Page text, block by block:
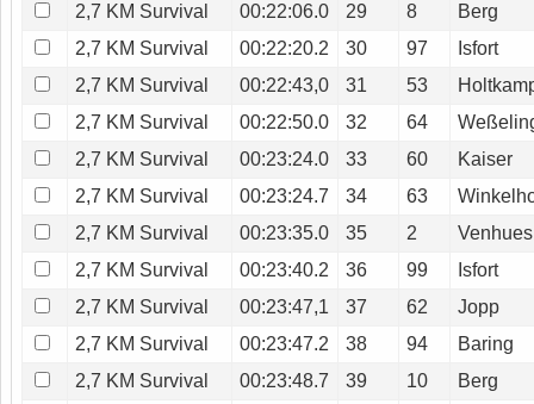
2,7 KM Survival
00:22:06.0 29 8
Berg
2,7 KM Survival
00:22:20.2 30 97
Isfort
2,7 KM Survival
00:22:43,0 31 53
2,7 KM Survival
00:22:50.0 32 64
2,7 KM Survival
00:23:24.0 33 60
Kaiser
2,7 KM Survival
00:23:24.7 34 63
2,7 KM Survival
00:23:35.0 35 2
Venhues
2,7 KM Survival
00:23:40.2 36 99
Isfort
2,7 KM Survival
00:23:47,1 37 62
Jopp
2,7 KM Survival
00:23:47.2 38 94
Baring
2,7 KM Survival
00:23:48.7 39 10
Berg